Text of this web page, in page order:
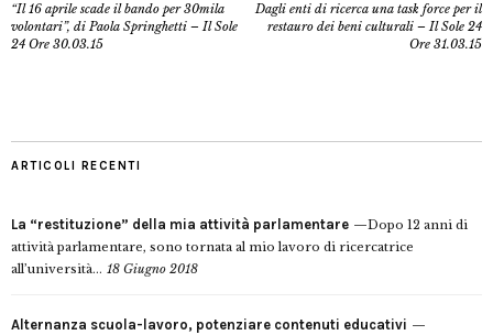
“Il 16 aprile scade il bando per 30mila
volontari”, di Paola Springhetti – Il Sole
24 Ore 30.03.15
Dagli enti di ricerca una task force per il
restauro dei beni culturali – Il Sole 24
Ore 31.03.15
ARTICOLI RECENTI
La “restituzione” della mia attività parlamentare
Dopo 12 anni di
attività parlamentare, sono tornata al mio lavoro di ricercatrice
all’università... 18 Giugno 2018
Alternanza scuola-lavoro, potenziare contenuti educativi